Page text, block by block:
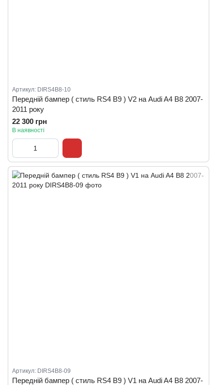
Артикул: DIRS4B8-10
Передній бампер ( стиль RS4 B9 ) V2 на Audi A4 B8 2007-
2011 року
22 300 грн
В наявності
Артикул: DIRS4B8-09
Передній бампер ( стиль RS4 B9 ) V1 на Audi A4 B8 2007-